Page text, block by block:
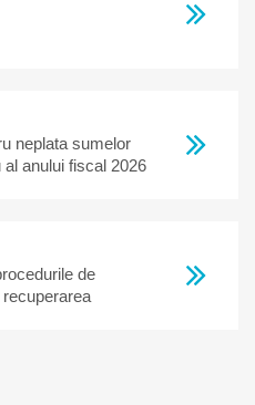
neplata sumelor
anului fiscal 2026
de